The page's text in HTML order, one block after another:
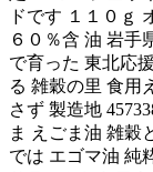
ドです １１０ｇ
６０％含 油 岩手
で育った 東北応
る 雑穀の里 食用
さず 製造地
ま えごま油 雑穀
では エゴマ油 純